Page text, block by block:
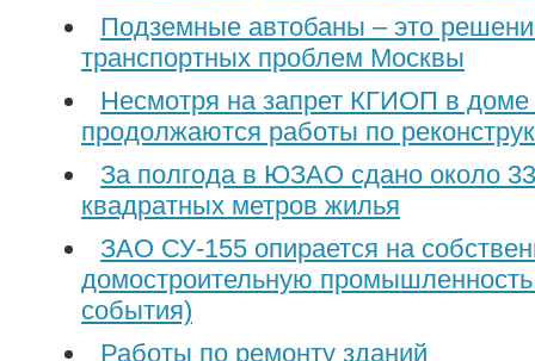
Подземные автобаны – это
транспортных проблем Москвы
Несмотря на запрет КГИОП в
продолжаются работы по
За полгода в ЮЗАО сдано около
квадратных метров жилья
ЗАО СУ-155 опирается на
домостроительную
события)
Работы по ремонту зданий